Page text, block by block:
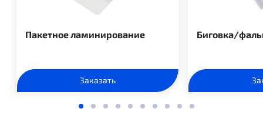
Пакетное ламинирование
Заказать
Биговка/